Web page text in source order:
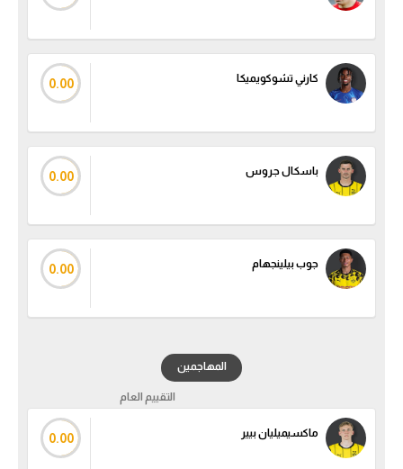
كارني تشوكويميكا 0.00
باسكال جروس 0.00
جوب بيلينجهام 0.00
المهاجمين
التقييم العام
ماكسيميليان بيير 0.00